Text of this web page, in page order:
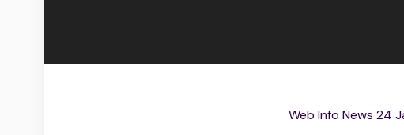
Web Info News 24